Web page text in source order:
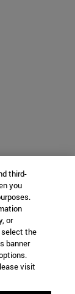
third-
you
or
select the
banner
visit